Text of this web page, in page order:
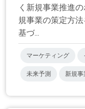
く新規事業推進
規事業の策定方
基づ...
マーケティング
未来予測 新規事